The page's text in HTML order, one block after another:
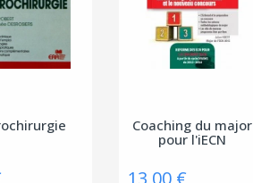
Coaching du major
pour l'iECN
13,00 €